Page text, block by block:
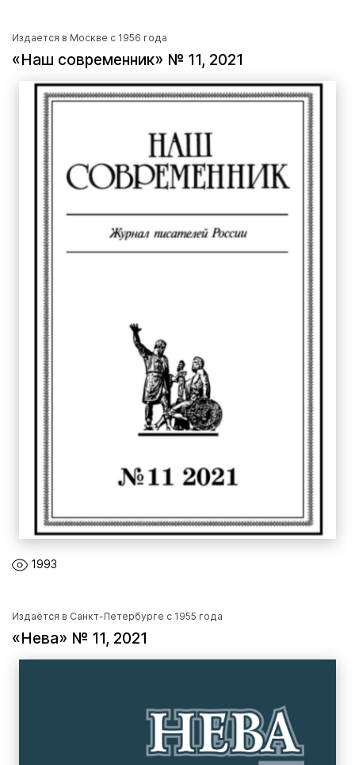
Издается в Москве с 1956 года
«Наш современник» № 11, 2021
1993
Издаётся в Санкт-Петербурге с 1955 года
«Нева» № 11, 2021